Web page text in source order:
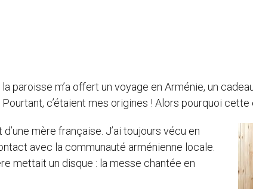
paroisse m’a offert un voyage en Arménie, un
c’étaient mes origines ! Alors pourquoi
mère française. J’ai toujours vécu en
avec la communauté arménienne locale.
mettait un disque : la messe chantée en